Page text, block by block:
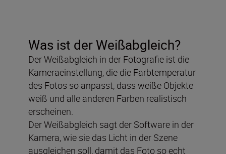
Was ist der Weißabgleich?
Der Weißabgleich in der Fotografie ist die
Kameraeinstellung, die die Farbtemperatur
des Fotos so anpasst, dass weiße Objekte
weiß und alle anderen Farben realistisch
erscheinen.
Der Weißabgleich sagt der Software in der
Kamera, wie sie das Licht in der Szene
ausgleichen soll, damit das Foto so echt